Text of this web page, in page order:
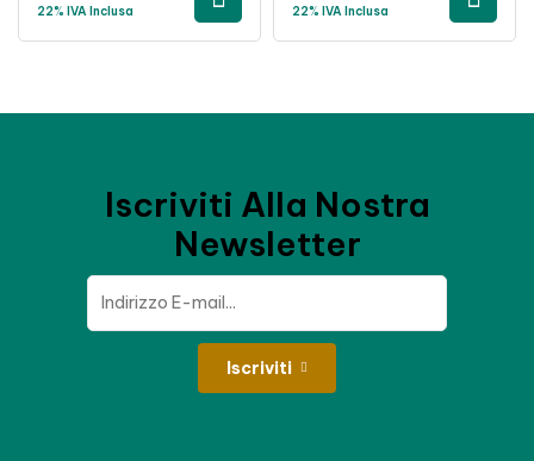
22% IVA Inclusa 22% IVA Inclusa
Iscriviti Alla Nostra
Newsletter
Iscriviti